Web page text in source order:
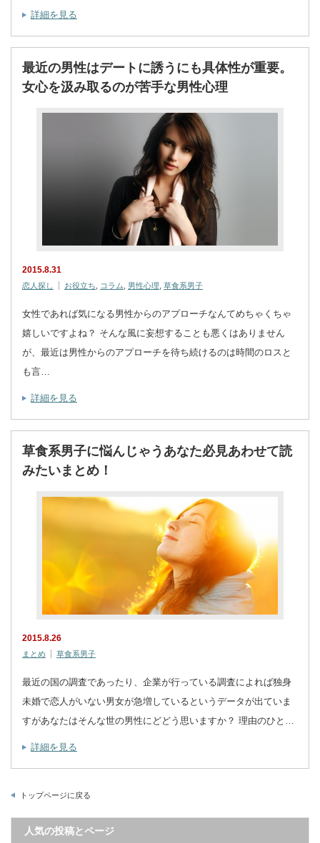
詳細を見る
最近の男性はデートに誘うにも具体性が重要。
女心を汲み取るのが苦手な男性心理
2015.8.31
恋人探し お役立ち コラム 男性心理 草食系男子
女性であれば気になる男性からのアプローチなんてめちゃくちゃ
嬉しいですよね？ そんな風に妄想することも悪くはありません
が、最近は男性からのアプローチを待ち続けるのは時間のロスと
も言…
詳細を見る
草食系男子に悩んじゃうあなた必見あわせて読
みたいまとめ！
2015.8.26
まとめ 草食系男子
最近の国の調査であったり、企業が行っている調査によれば独身
未婚で恋人がいない男女が急増しているというデータが出ていま
すがあなたはそんな世の男性にどどう思いますか？ 理由のひと…
詳細を見る
トップページに戻る
人気の投稿とページ